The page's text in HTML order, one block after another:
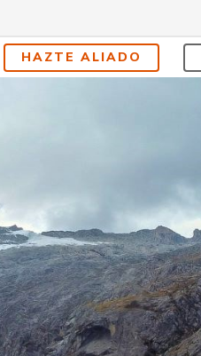
HAZTE ALIADO